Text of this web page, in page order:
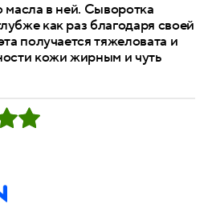
масла в ней. Сыворотка
как раз благодаря своей
получается тяжеловата и
кожи жирным и чуть